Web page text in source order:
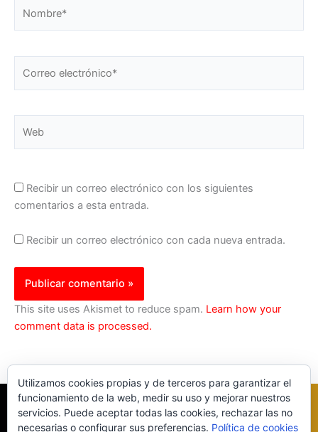
electrónico*
Recibir un correo electrónico con los siguientes
comentarios a esta entrada.
Recibir un correo electrónico con cada nueva entrada.
This site uses Akismet to reduce spam. Learn how your
comment data is processed.
Utilizamos cookies propias y de terceros para garantizar el
funcionamiento de la web, medir su uso y mejorar nuestros
servicios. Puede aceptar todas las cookies, rechazar las no
necesarias o configurar sus preferencias. Política de cookies